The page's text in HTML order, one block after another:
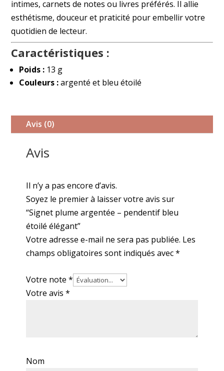
intimes, carnets de notes ou livres préférés. Il allie
esthétisme, douceur et praticité pour embellir votre
quotidien de lecteur.
Caractéristiques :
Poids : 13 g
Couleurs :argenté et bleu étoilé
Avis (0)
Avis
Il n’y a pas encore d’avis.
Soyez le premier à laisser votre avis sur
“Signet plume argentée – pendentif bleu
étoilé élégant”
Votre adresse e-mail ne sera pas publiée. Les
champs obligatoires sont indiqués avec*
Votre note*
Votre avis*
Nom